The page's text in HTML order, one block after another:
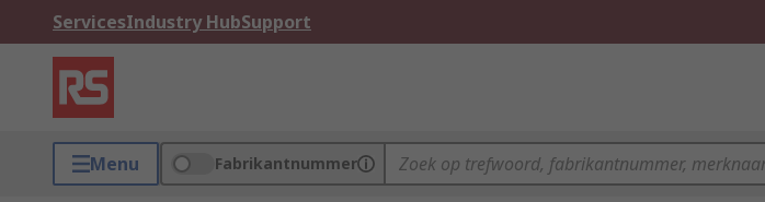
ServicesIndustry HubSupport
Menu Fabrikantnummer